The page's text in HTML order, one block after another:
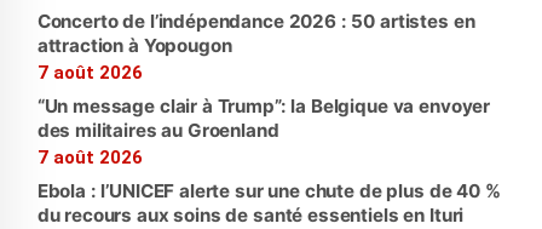
Concerto de l’indépendance 2026 : 50 artistes en
attraction à Yopougon
7 août 2026
“Un message clair à Trump”: la Belgique va envoyer
des militaires au Groenland
7 août 2026
Ebola : l’UNICEF alerte sur une chute de plus de 40 %
du recours aux soins de santé essentiels en Ituri